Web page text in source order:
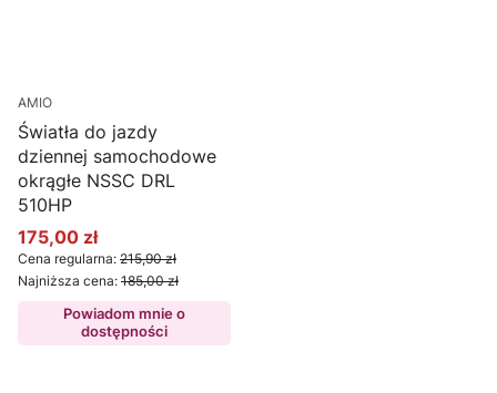
AMIO
Światła do jazdy
dziennej samochodowe
okrągłe NSSC DRL
510HP
Cena promocyjna
175,00 zł
Cena regularna: 215,90 zł
Najniższa cena: 185,00 zł
Powiadom mnie o
dostępności